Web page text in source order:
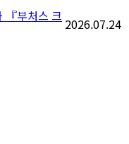
『부처스 크 2026.07.24